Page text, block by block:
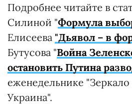
Подробнее читайте в
Силиной "Формула
Елисеева "Дьявол – в
Бутусова "Война
остановить Путина
еженедельнике
Украина".